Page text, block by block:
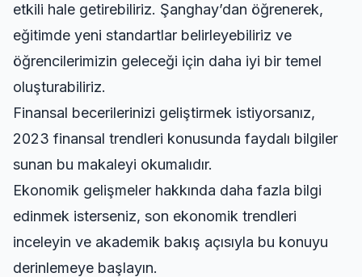
etkili hale getirebiliriz. Şanghay’dan öğrenerek,
eğitimde yeni standartlar belirleyebiliriz ve
öğrencilerimizin geleceği için daha iyi bir temel
oluşturabiliriz.
Finansal becerilerinizi geliştirmek istiyorsanız,
2023 finansal trendleri konusunda faydalı bilgiler
sunan bu makaleyi okumalıdır.
Ekonomik gelişmeler hakkında daha fazla bilgi
edinmek isterseniz, son ekonomik trendleri
inceleyin ve akademik bakış açısıyla bu konuyu
derinlemeye başlayın.